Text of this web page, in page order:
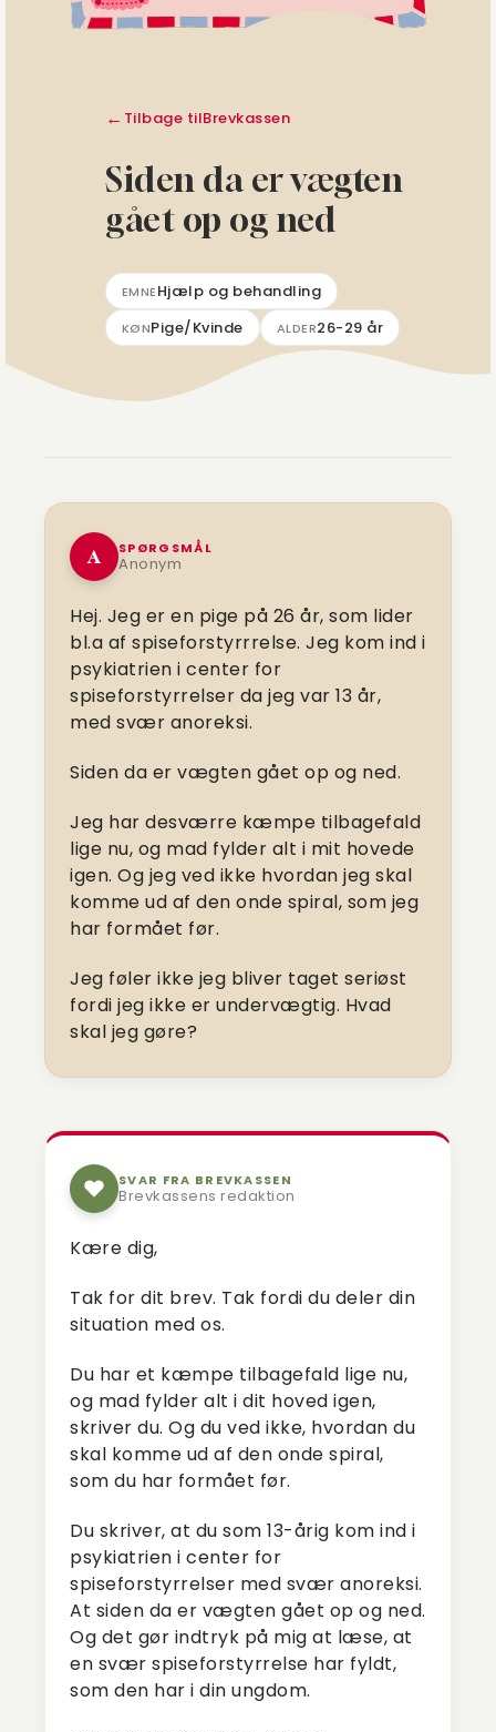
Tilbage tilBrevkassen
Siden da er vægten
gået op og ned
EMNEHjælp og behandling
KØNPige/Kvinde ALDER26-29 år
A SPØRGSMÅL
Anonym
Hej. Jeg er en pige på 26 år, som lider
bl.a af spiseforstyrrrelse. Jeg kom ind i
psykiatrien i center for
spiseforstyrrelser da jeg var 13 år,
med svær anoreksi.
Siden da er vægten gået op og ned.
Jeg har desværre kæmpe tilbagefald
lige nu, og mad fylder alt i mit hovede
igen. Og jeg ved ikke hvordan jeg skal
komme ud af den onde spiral, som jeg
har formået før.
Jeg føler ikke jeg bliver taget seriøst
fordi jeg ikke er undervægtig. Hvad
skal jeg gøre?
SVAR FRA BREVKASSEN
Brevkassens redaktion
Kære dig,
Tak for dit brev. Tak fordi du deler din
situation med os.
Du har et kæmpe tilbagefald lige nu,
og mad fylder alt i dit hoved igen,
skriver du. Og du ved ikke, hvordan du
skal komme ud af den onde spiral,
som du har formået før.
Du skriver, at du som 13-årig kom ind i
psykiatrien i center for
spiseforstyrrelser med svær anoreksi.
At siden da er vægten gået op og ned.
Og det gør indtryk på mig at læse, at
en svær spiseforstyrrelse har fyldt,
som den har i din ungdom.